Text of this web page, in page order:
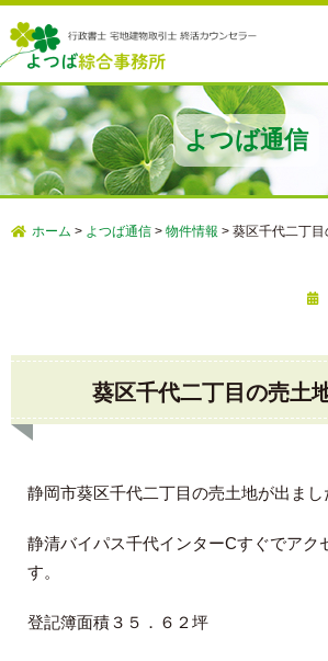
よつば通信
ホーム > よつば通信> 物件情報 > 葵区千代二丁目
葵区千代二丁目の売土
静岡市葵区千代二丁目の売土地が出まし
静清バイパス千代インターCすぐでアク
す。
登記簿面積３５．６２坪